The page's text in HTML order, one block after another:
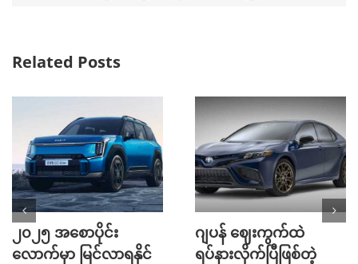
Related Posts
၂၀၂၅ အစောပိုင်း
လောက်မှာ မြင်လာရနိုင်
ဂျပန် ဈေးကွက်ထဲ
ရပ်နားလိုက်ပြီဖြစ်တဲ့